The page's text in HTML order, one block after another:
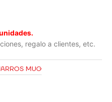
regalo a clientes, etc.
MUG